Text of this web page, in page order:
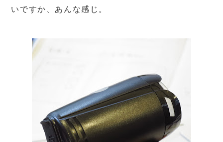
いですか、あんな感じ。